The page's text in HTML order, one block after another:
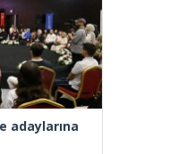
adaylarına